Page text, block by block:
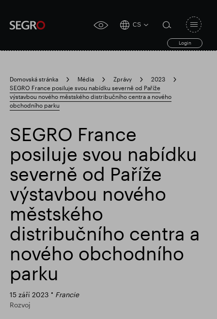
accessibility
CS
Login
search
form
Submit
Search
for
Průhledná
Zodpovědné SEGRO
Slough obchodní nemovitost
Finanční výsledky Aktualizace obchodování
Chytrý park
toggle
Domovská stránka Média Zprávy
2023
SEGRO France posiluje svou nabídku severně od Paříže
výstavbou nového městského distribučního centra a nového
obchodního parku
SEGRO France
posiluje svou nabídku
severně od Paříže
výstavbou nového
městského
distribučního centra a
nového obchodního
parku
15 září 2023
Francie
Rozvoj